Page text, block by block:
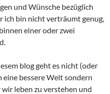
und Wünsche bezüglich
ich bin nicht verträumt genug,
einer oder zwei
blog geht es nicht (oder
eine bessere Welt sondern
leben zu verstehen und